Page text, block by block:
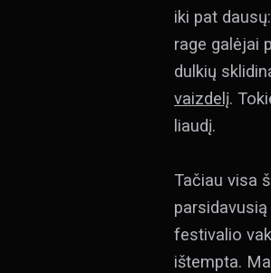
iki pat
rage galėjai
dulkių
vaizdelį.
liaudį.
Tačiau visa
festivalio
ištempta.